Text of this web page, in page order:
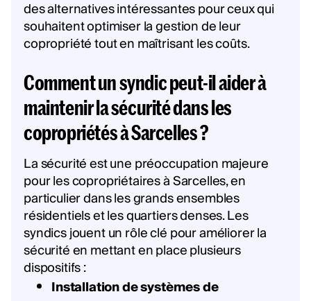
des alternatives intéressantes pour ceux qui
souhaitent optimiser la gestion de leur
copropriété tout en maîtrisant les coûts.
Comment un syndic peut-il aider à
maintenir la sécurité dans les
copropriétés à Sarcelles ?
La sécurité est une préoccupation majeure
pour les copropriétaires à Sarcelles, en
particulier dans les grands ensembles
résidentiels et les quartiers denses. Les
syndics jouent un rôle clé pour améliorer la
sécurité en mettant en place plusieurs
dispositifs :
Installation de systèmes de